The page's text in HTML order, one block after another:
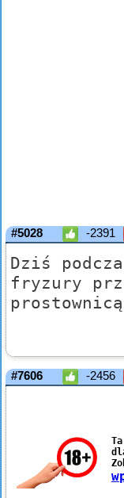
#5028 -2391
Dziś
fryzury
#7606 -2456